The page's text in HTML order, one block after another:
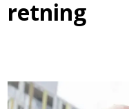
retning